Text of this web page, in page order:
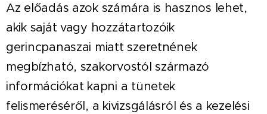
Az előadás azok számára is hasznos lehet,
akik saját vagy hozzátartozóik
gerincpanaszai miatt szeretnének
megbízható, szakorvostól származó
információkat kapni a tünetek
felismeréséről, a kivizsgálásról és a kezelési